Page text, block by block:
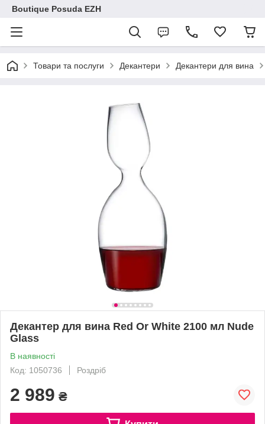
Boutique Posuda EZH
Товари та послуги Декантери Декантери для вина
Декантер для вина Red Or White 2100 мл Nude
Glass
В наявності
Код: 1050736
Роздріб
2 989 ₴